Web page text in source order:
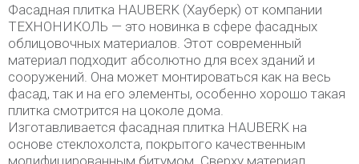
Фасадная плитка HAUBERK (Хауберк) от компании
ТЕХНОНИКОЛЬ — это новинка в сфере фасадных
облицовочных материалов. Этот современный
материал подходит абсолютно для всех зданий и
сооружений. Она может монтироваться как на весь
фасад, так и на его элементы, особенно хорошо такая
плитка смотрится на цоколе дома.
Изготавливается фасадная плитка HAUBERK на
основе стеклохолста, покрытого качественным
модифицированным битумом. Сверху материал